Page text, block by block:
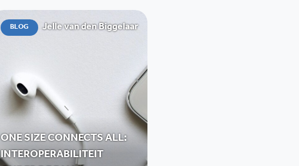
BLOG Jelle van den Biggelaar
ONE SIZE CONNECTS ALL:
INTEROPERABILITEIT